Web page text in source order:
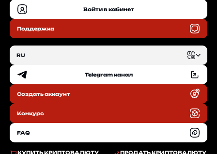
Войти в кабинет
Поддержка
КУПИТЬ КРИПТОВАЛЮТУ ПРОДАТЬ КРИПТОВАЛЮТУ
RU
EN Telegram канал
Создать аккаунт
Конкурс
FAQ